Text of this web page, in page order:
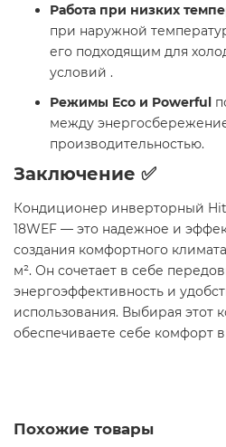
Работа при низких
при наружной
его подходящим для
условий .​
Режимы Eco и Powerful
между
производительностью.​
Заключение ✅
Кондиционер инверторный
18WEF — это надежное и
создания комфортного
м². Он сочетает в себе
энергоэффективность и
использования. Выбирая этот
обеспечиваете себе комфорт
Похожие товары